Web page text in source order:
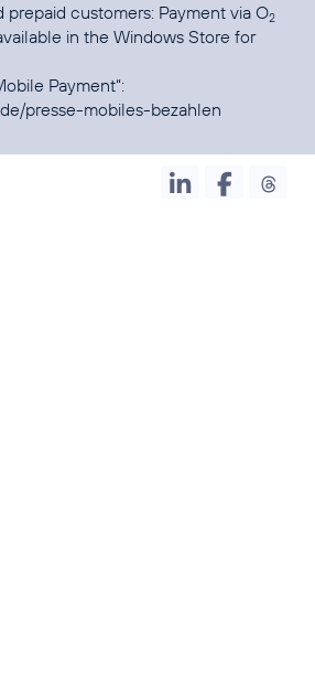
prepaid customers: Payment via O2
in the Windows Store for
Payment“:
presse-mobiles-bezahlen